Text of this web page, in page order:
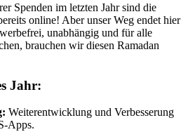
Spenden im letzten Jahr sind die
online! Aber unser Weg endet hier
unabhängig und für alle
brauchen wir diesen Ramadan
Jahr:
Weiterentwicklung und Verbesserung
Apps.